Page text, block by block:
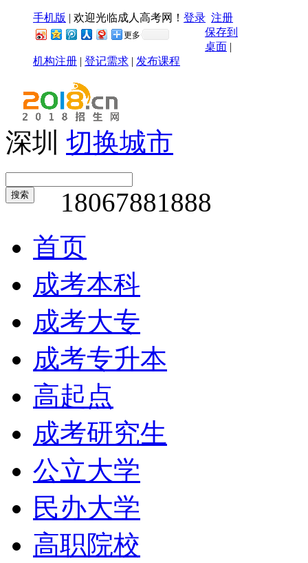
手机版 | 欢迎光临成人高考网！ 登录 注册
更多
保存到
桌面 |
机构注册 | 登记需求 | 发布课程
深圳 切换城市
搜索
18067881888
首页
成考本科
成考大专
成考专升本
高起点
成考研究生
公立大学
民办大学
高职院校